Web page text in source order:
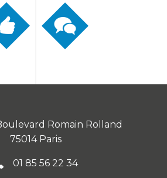
Romain Rolland
75014 Paris
01 85 56 22 34